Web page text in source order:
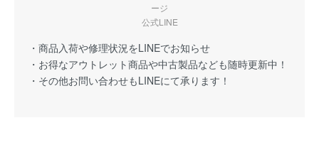
ージ
公式LINE
・商品入荷や修理状況をLINEでお知らせ
・お得なアウトレット商品や中古製品なども随時更新中！
・その他お問い合わせもLINEにて承ります！